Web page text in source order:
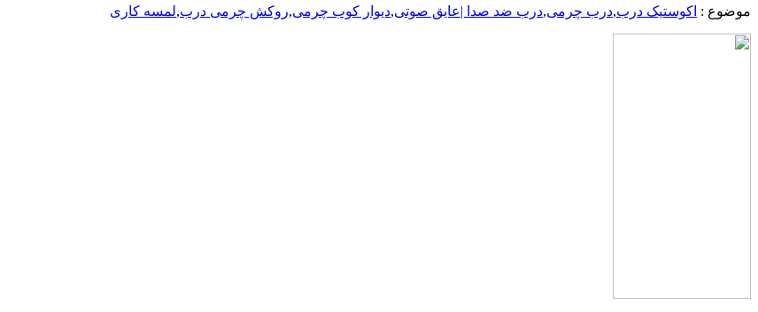
موضوع : اکوستیک درب,درب چرمی,درب ضد صدا |عایق صوتی,دیوار کوب چرمی,روکش چرمی درب,لمسه کاری